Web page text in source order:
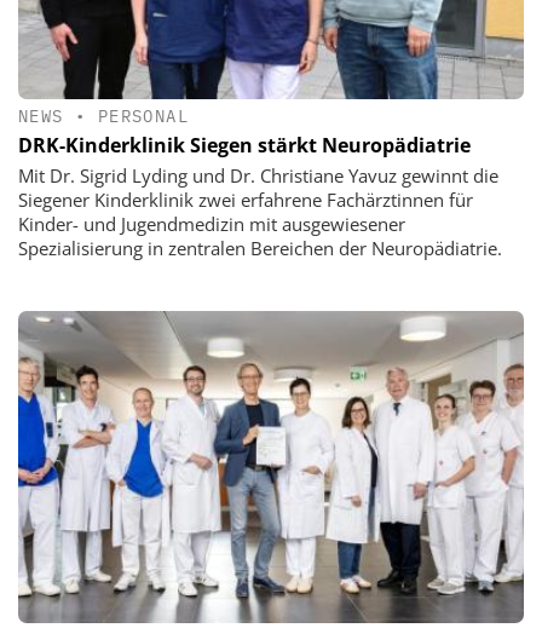
NEWS • PERSONAL
DRK-Kinderklinik Siegen stärkt Neuropädiatrie
Mit Dr. Sigrid Lyding und Dr. Christiane Yavuz gewinnt die
Siegener Kinderklinik zwei erfahrene Fachärztinnen für
Kinder- und Jugendmedizin mit ausgewiesener
Spezialisierung in zentralen Bereichen der Neuropädiatrie.